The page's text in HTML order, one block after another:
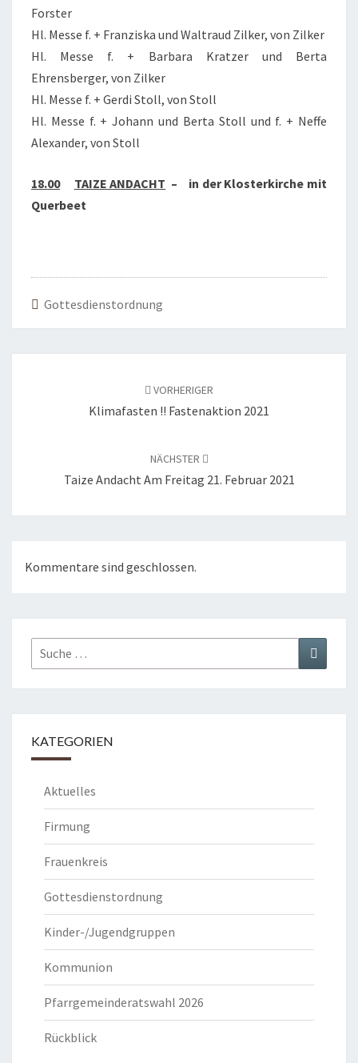
Forster
Hl. Messe f. + Franziska und Waltraud Zilker, von Zilker
Hl. Messe f. + Barbara Kratzer und Berta
Ehrensberger, von Zilker
Hl. Messe f. + Gerdi Stoll, von Stoll
Hl. Messe f. + Johann und Berta Stoll und f. + Neffe
Alexander, von Stoll
18.00 TAIZE ANDACHT – in der Klosterkirche mit
Querbeet
Gottesdienstordnung
VORHERIGER
Klimafasten !! Fastenaktion 2021
NÄCHSTER
Taize Andacht Am Freitag 21. Februar 2021
Kommentare sind geschlossen.
Suche
nach:
Suchen
KATEGORIEN
Aktuelles
Firmung
Frauenkreis
Gottesdienstordnung
Kinder-/Jugendgruppen
Kommunion
Pfarrgemeinderatswahl 2026
Rückblick